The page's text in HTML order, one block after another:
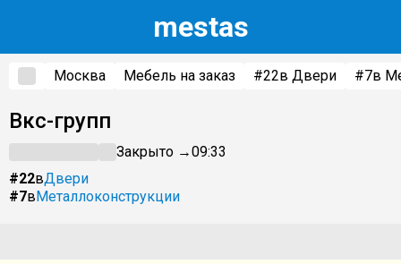
mestas
Москва Мебель на заказ #22в Двери #7в
Вкс-групп
Закрыто →09:33
#22вДвери
#7вМеталлоконструкции